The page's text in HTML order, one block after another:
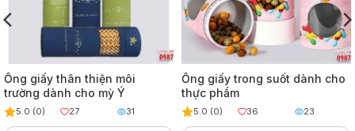
Ống giấy thân thiện môi
trường dành cho mỳ Ý
5.0 (0) 27 31
Ống giấy trong suốt dành cho
thực phẩm
5.0 (0) 36 23